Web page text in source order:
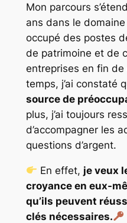
Mon parcours
ans dans le domaine
occupé des postes
de patrimoine et de
entreprises en fin
temps, j’ai constaté
source de
plus, j’ai toujours
d’accompagner les
questions d’argent.
En effet, je veux
croyance en eux-
qu’ils peuvent
clés nécessaires.